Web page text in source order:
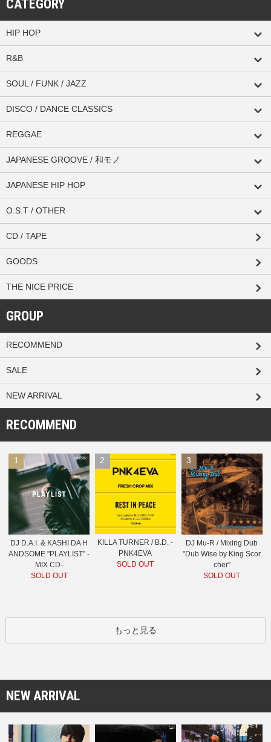
CATEGORY
HIP HOP
R&B
SOUL / FUNK / JAZZ
DISCO / DANCE CLASSICS
REGGAE
JAPANESE GROOVE / 和モノ
JAPANESE HIP HOP
O.S.T / OTHER
CD / TAPE
GOODS
THE NICE PRICE
GROUP
RECOMMEND
SALE
NEW ARRIVAL
RECOMMEND
1
DJ D.A.I. & KASHI DA H
ANDSOME "PLAYLIST" -
MIX CD-
SOLD OUT
2
KILLA TURNER / B.D. -
PNK4EVA
SOLD OUT
3
DJ Mu-R / Mixing Dub
"Dub Wise by King Scor
cher"
SOLD OUT
もっと見る
NEW ARRIVAL